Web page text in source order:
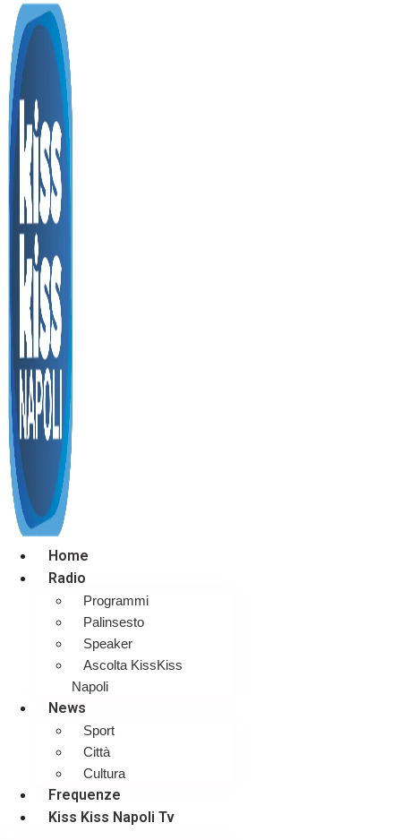
Home
Radio
Programmi
Palinsesto
Speaker
Ascolta KissKiss
Napoli
News
Sport
Città
Cultura
Frequenze
Kiss Kiss Napoli Tv